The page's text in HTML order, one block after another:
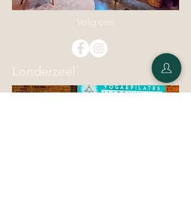
Volg ons
Londerzeel